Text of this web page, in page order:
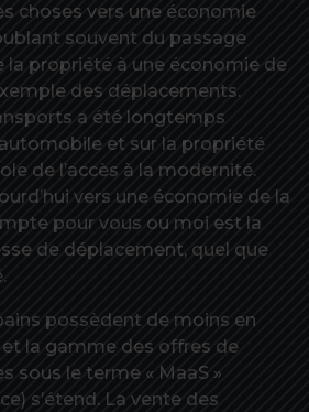
choses vers une économie
souvent du passage
la propriété à une économie de
des déplacements.
a été longtemps
et sur la propriété
de l’accès à la modernité.
vers une économie de la
pour vous ou moi est la
de déplacement, quel que
possèdent de moins en
la gamme des offres de
sous le terme « MaaS »
s’étend. La vente des